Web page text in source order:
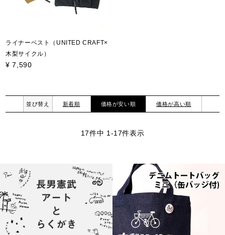
ライナーベスト（UNITED CRAFT×
木梨サイクル）
¥ 7,590
並び替え 新着順 価格が安い順 価格が高い順
17件中 1 -17件表示